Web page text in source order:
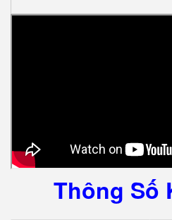
Thông Số